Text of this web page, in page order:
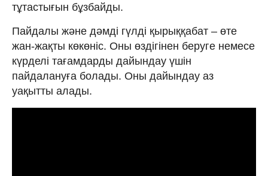
тұтастығын бұзбайды.
Пайдалы және дәмді гүлді қырыққабат – өте
жан-жақты көкөніс. Оны өздігінен беруге немесе
күрделі тағамдарды дайындау үшін
пайдалануға болады. Оны дайындау аз
уақытты алады.